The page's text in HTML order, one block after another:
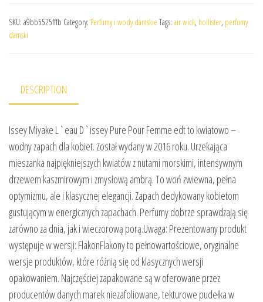
SKU: a9bb5525fffb Category: Perfumy i wody damskie Tags: air wick, hollister, perfumy
damski
DESCRIPTION
Issey Miyake L`eau D`issey Pure Pour Femme edt to kwiatowo –
wodny zapach dla kobiet. Został wydany w 2016 roku. Urzekająca
mieszanka najpiękniejszych kwiatów z nutami morskimi, intensywnym
drzewem kaszmirowym i zmysłową ambrą. To woń zwiewna, pełna
optymizmu, ale i klasycznej elegancji. Zapach dedykowany kobietom
gustującym w energicznych zapachach. Perfumy dobrze sprawdzają się
zarówno za dnia, jak i wieczorową porą.Uwaga: Prezentowany produkt
występuje w wersji: FlakonFlakony to pełnowartościowe, oryginalne
wersje produktów, które różnią się od klasycznych wersji
opakowaniem. Najczęściej zapakowane są w oferowane przez
producentów danych marek niezafoliowane, tekturowe pudełka w